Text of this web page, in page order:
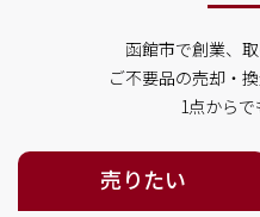
函館市で創業、
ご不要品の売却・
1点からで
売りたい